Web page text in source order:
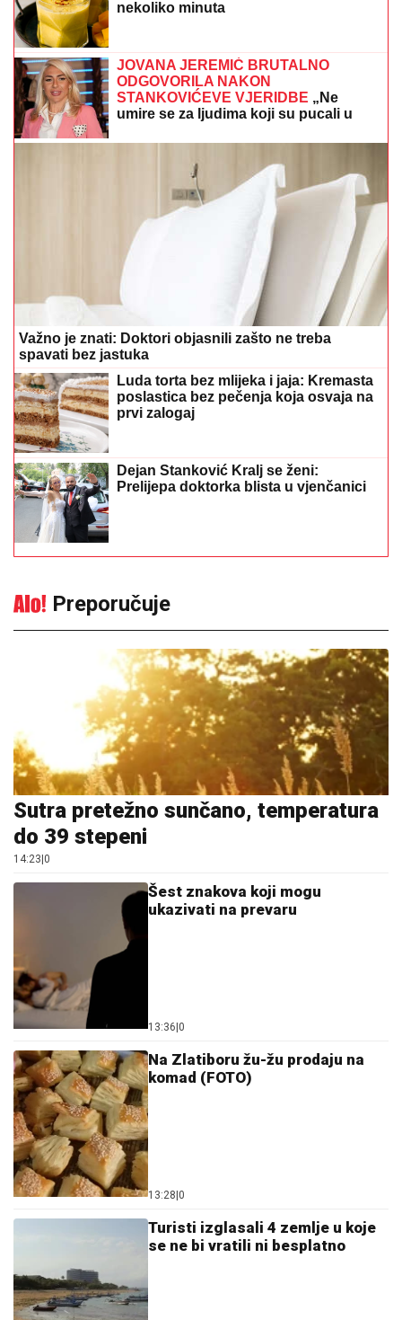
nekoliko minuta
JOVANA JEREMIĆ BRUTALNO
ODGOVORILA NAKON
STANKOVIĆEVE VJERIDBE „Ne
umire se za ljudima koji su pucali u
Važno je znati: Doktori objasnili zašto ne treba
spavati bez jastuka
Luda torta bez mlijeka i jaja: Kremasta
poslastica bez pečenja koja osvaja na
prvi zalogaj
Dejan Stanković Kralj se ženi:
Prelijepa doktorka blista u vjenčanici
Preporučuje
Sutra pretežno sunčano, temperatura
do 39 stepeni
14:23 0
Šest znakova koji mogu
ukazivati na prevaru
13:36 0
Na Zlatiboru žu-žu prodaju na
komad (FOTO)
13:28 0
Turisti izglasali 4 zemlje u koje
se ne bi vratili ni besplatno